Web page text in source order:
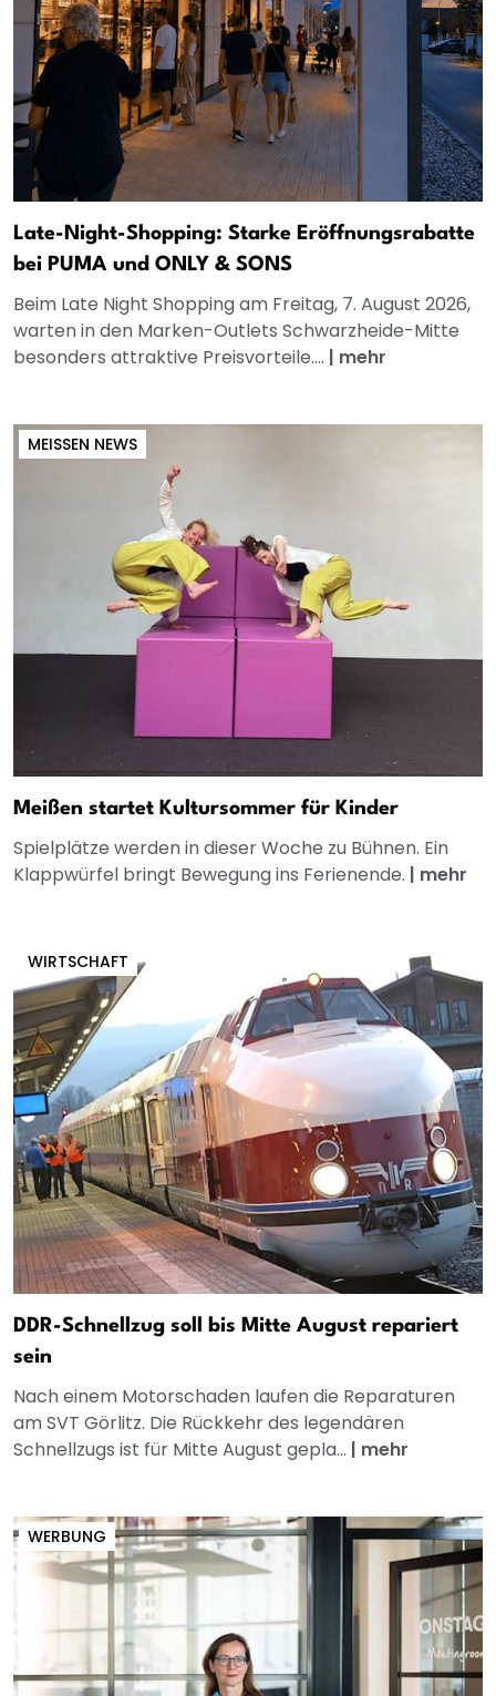
Late-Night-Shopping: Starke Eröffnungsrabatte
bei PUMA und ONLY & SONS
Beim Late Night Shopping am Freitag, 7. August 2026,
warten in den Marken-Outlets Schwarzheide-Mitte
besonders attraktive Preisvorteile.... | mehr
MEISSEN NEWS
Meißen startet Kultursommer für Kinder
Spielplätze werden in dieser Woche zu Bühnen. Ein
Klappwürfel bringt Bewegung ins Ferienende. | mehr
WIRTSCHAFT
DDR-Schnellzug soll bis Mitte August repariert
sein
Nach einem Motorschaden laufen die Reparaturen
am SVT Görlitz. Die Rückkehr des legendären
Schnellzugs ist für Mitte August gepla... | mehr
WERBUNG